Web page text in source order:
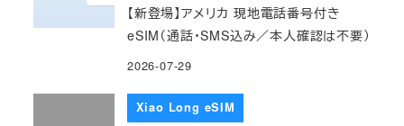
【新登場】アメリカ 現地電話番号付き
eSIM（通話・SMS込み／本人確認は不要）
2026-07-29
Xiao Long eSIM